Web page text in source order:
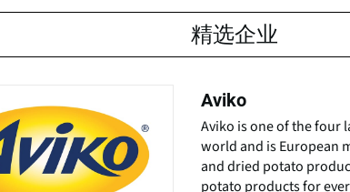
精选企业
Aviko
Aviko is one of the four
world and is European
and dried potato
potato products for